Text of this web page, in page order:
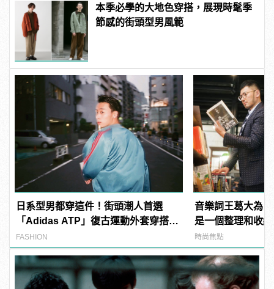
本季必學的大地色穿搭，展現時髦季
節感的街頭型男風範
日系型男都穿這件！街頭潮人首選
「Adidas ATP」復古運動外套穿搭技
巧
FASHION
音樂詞王葛大為
是一個整理和收
時尚焦點